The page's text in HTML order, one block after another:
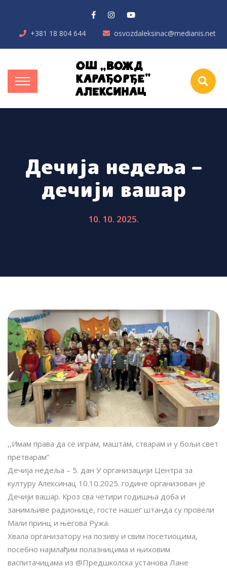
+381 18 804 644 osvozdaleksinac@medianis.net
Дечија недеља –
дечији вашар
10. 10. 2025.
,,Имам права да се играм, маштам, стварам и у бољи свет
претварам“
Дечија недеља – 5. дан У организацији Центра за
културу Алексинац 10.10.2025. године организован је
Дечији вашар. Кроз сва четири годишња доба и
занимљиве радионице, госте нашег штанда су провели
Мали принц и његова Ружа.
Хвала организатору на позиву и свим посетиоцима,
посебно најмлађим полазницима и њиховим
васпитачицама из @Предшколска установа Лане